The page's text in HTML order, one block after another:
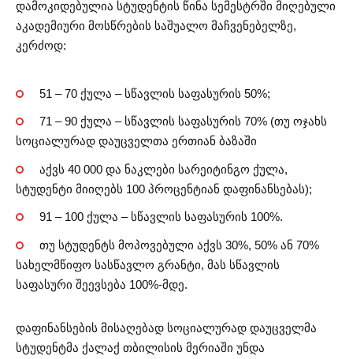
დამოკიდებულია სტუდენტის წინა სემესტრში მიღებული
აკადემიური მოსწრების საშუალო მაჩვენებელზე,
კერძოდ:
51 – 70 ქულა – სწავლის საფასურის 50%;
71 – 90 ქულა – სწავლის საფასურის 70% (თუ ოჯახს
სოციალურად დაუცველთა ერთიან ბაზაში
აქვს 40 000 და ნაკლები სარეიტინგო ქულა,
სტუდენტი მიიღებს 100 პროცენტიან დაფინანსებას);
91 – 100 ქულა – სწავლის საფასურის 100%.
თუ სტუდენტს მოპოვებული აქვს 30%, 50% ან 70%
სახელმწიფო სასწავლო გრანტი, მას სწავლის
საფასური შეევსება 100%-მდე.
დაფინანსების მისაღებად სოციალურად დაუცველმა
სტუდენტმა ქალაქ თბილისის მერიაში უნდა